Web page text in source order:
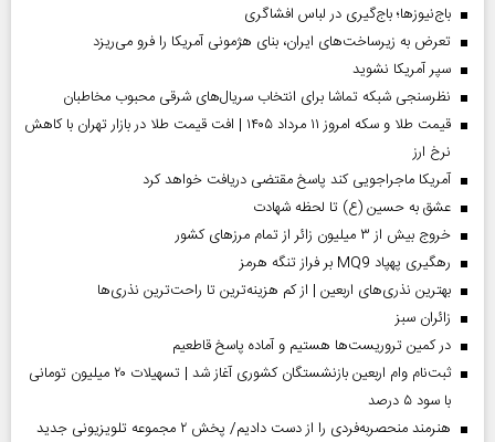
باج‌نیوزها؛ باج‌گیری در لباس افشاگری
تعرض به زیرساخت‌های ایران، بنای هژمونی آمریکا را فرو می‌ریزد
سپر آمریکا نشوید
نظرسنجی شبکه تماشا برای انتخاب سریال‌های شرقی محبوب مخاطبان
قیمت طلا و سکه امروز ۱۱ مرداد ۱۴۰۵ | افت قیمت طلا در بازار تهران با کاهش
نرخ ارز
آمریکا ماجراجویی کند پاسخ مقتضی دریافت خواهد کرد
عشق به حسین (ع) تا لحظه شهادت
خروج بیش از ۳ میلیون زائر از تمام مرز‌های کشور
رهگیری پهپاد MQ9 بر فراز تنگه هرمز
بهترین نذری‌های اربعین | از کم هزینه‌ترین تا راحت‌ترین نذری‌ها
‌زائران سبز
در کمین تروریست‌ها هستیم و آماده پاسخ قاطعیم
ثبت‌نام وام اربعین بازنشستگان کشوری آغاز شد | تسهیلات ۲۰ میلیون تومانی
با سود ۵ درصد
هنرمند منحصر‌به‌فردی را از دست دادیم/ پخش ۲ مجموعه تلویزیونی جدید